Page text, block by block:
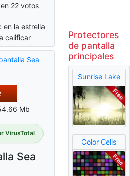
22votos
en la estrella
calificar
Sea
Mb
VirusTotal
Sea
Protectores
de pantalla
principales
Sunrise Lake
Color Cells